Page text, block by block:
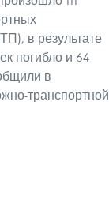
в результате
погибло и 64
в
транспортной